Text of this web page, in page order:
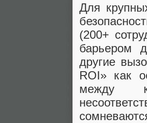
Для
(200+
барьером
другие
ROI» как
между